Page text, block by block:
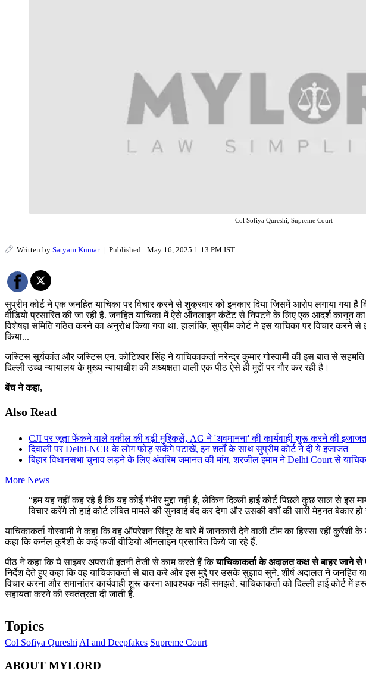
Col Sofiya Qureshi, Supreme Court
Written by Satyam Kumar | Published : May 16, 2025 1:13 PM IST
सुप्रीम कोर्ट ने एक जनहित याचिका पर विचार करने से शुक्रवार को इनकार दिया जिसमें आरोप लगाया गया
वीडियो प्रसारित की जा रही हैं. जनहित याचिका में ऐसे ऑनलाइन कंटेंट से निपटने के लिए एक आदर्श कानून
विशेषज्ञ समिति गठित करने का अनुरोध किया गया था. हालांकि, सुप्रीम कोर्ट ने इस याचिका पर विचार करने
किया...
जस्टिस सूर्यकांत और जस्टिस एन. कोटिश्वर सिंह ने याचिकाकर्ता नरेन्द्र कुमार गोस्वामी की इस बात से
दिल्ली उच्च न्यायालय के मुख्य न्यायाधीश की अध्यक्षता वाली एक पीठ ऐसे ही मुद्दों पर गौर कर रही है।
बेंच ने कहा,
Also Read
CJI पर जूता फेंकने वाले वकील की बढ़ी मुश्किलें, AG ने 'अवमानना' की कार्यवाही शुरू करने की इजाजत
दिवाली पर Delhi-NCR के लोग फोड़ सकेंगे पटाखें, इन शर्तों के साथ सुप्रीम कोर्ट ने दी ये इजाजत
बिहार विधानसभा चुनाव लड़ने के लिए अंतरिम जमानत की मांग, शरजील इमाम ने Delhi Court से
More News
“हम यह नहीं कह रहे हैं कि यह कोई गंभीर मुद्दा नहीं है, लेकिन दिल्ली हाई कोर्ट पिछले कुछ साल से इस
विचार करेंगे तो हाई कोर्ट लंबित मामले की सुनवाई बंद कर देगा और उसकी वर्षों की सारी मेहनत बेकार हो
याचिकाकर्ता गोस्वामी ने कहा कि वह ऑपरेशन सिंदूर के बारे में जानकारी देने वाली टीम का हिस्सा रहीं कुरैशी
कहा कि कर्नल कुरैशी के कई फर्जी वीडियो ऑनलाइन प्रसारित किये जा रहे हैं.
पीठ ने कहा कि ये साइबर अपराधी इतनी तेजी से काम करते हैं कियाचिकाकर्ता के अदालत कक्ष से बाहर जाने से
निर्देश देते हुए कहा कि वह याचिकाकर्ता से बात करे और इस मुद्दे पर उसके सुझाव सुने. शीर्ष अदालत ने जनहित
विचार करना और समानांतर कार्यवाही शुरू करना आवश्यक नहीं समझते. याचिकाकर्ता को दिल्ली हाई कोर्ट में
सहायता करने की स्वतंत्रता दी जाती है.
Topics
Col Sofiya Qureshi AI and Deepfakes Supreme Court
ABOUT MYLORD